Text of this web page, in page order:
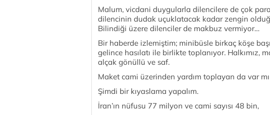
Malum, vicdani duygularla dilencilere de çok
dilencinin dudak uçuklatacak kadar zengin
Bilindiği üzere dilenciler de makbuz vermiyor…
Bir haberde izlemiştim; minibüsle birkaç köşe
gelince hasılatı ile birlikte toplanıyor. Halkımız,
alçak gönüllü ve saf.
Maket cami üzerinden yardım toplayan da var
Şimdi bir kıyaslama yapalım.
İran’ın nüfusu 77 milyon ve cami sayısı 48 bin,